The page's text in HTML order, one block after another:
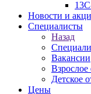
Новости и
Специалисты
Назад
Вакансии
Взрослое
Детское
Цены